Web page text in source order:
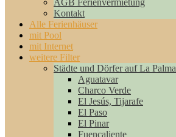
AGB Ferienvermietung
Kontakt
Alle Ferienhäuser
mit Pool
mit Internet
weitere Filter
Städte und Dörfer auf La Palma
Aguatavar
Charco Verde
El Jesús, Tijarafe
El Paso
El Pinar
Fuencaliente